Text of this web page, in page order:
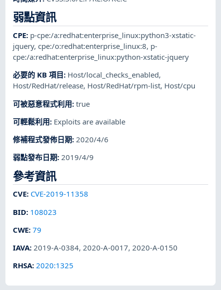
弱點資訊
CPE: p-cpe:/a:redhat:enterprise_linux:python3-xstatic-
jquery,cpe:/o:redhat:enterprise_linux:8, p-
cpe:/a:redhat:enterprise_linux:python-xstatic-jquery
必要的 KB 項目: Host/local_checks_enabled,
Host/RedHat/release, Host/RedHat/rpm-list, Host/cpu
可被惡意程式利用:true
可輕鬆利用: Exploits are available
修補程式發佈日期:2020/4/6
弱點發布日期:2019/4/9
參考資訊
CVE: CVE-2019-11358
BID: 108023
CWE:79
IAVA:2019-A-0384,2020-A-0017,2020-A-0150
RHSA:2020:1325